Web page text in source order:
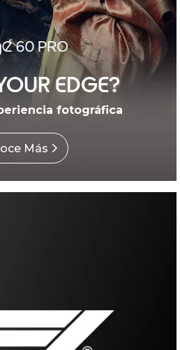
EDGE?
fotográfica
Más